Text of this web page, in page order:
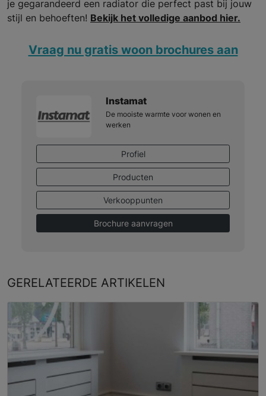
je gegarandeerd een radiator die perfect past bij jouw
stijl en behoeften! Bekijk het volledige aanbod hier.
Vraag nu gratis woon brochures aan
Instamat
De mooiste warmte voor wonen en
werken
Profiel
Producten
Verkooppunten
Brochure aanvragen
GERELATEERDE ARTIKELEN